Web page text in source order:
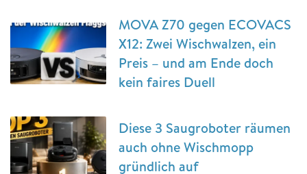
MOVA Z70 gegen ECOVACS
X12: Zwei Wischwalzen, ein
Preis – und am Ende doch
kein faires Duell
Diese 3 Saugroboter räumen
auch ohne Wischmopp
gründlich auf